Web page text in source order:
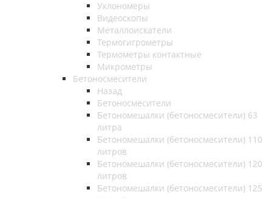
Уклономеры
Видеоскопы
Металлоискатели
Термогигрометры
Термометры контактные
Микрометры
Бетоносмесители
Назад
Бетоносмесители
Бетономешалки (бетоносмесители) 63
литра
Бетономешалки (бетоносмесители) 110
литров
Бетономешалки (бетоносмесители) 120
литров
Бетономешалки (бетоносмесители) 125